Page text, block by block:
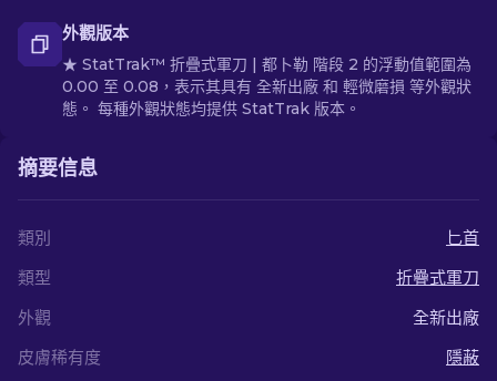
外觀版本
★ StatTrak™ 折疊式軍刀 | 都卜勒 階段 2 的浮動值範圍為
0.00 至 0.08，表示其具有 全新出廠 和 輕微磨損 等外觀狀
態。 每種外觀狀態均提供 StatTrak 版本。
摘要信息
類別
匕首
類型
折疊式軍刀
外觀
全新出廠
皮膚稀有度
隱蔽